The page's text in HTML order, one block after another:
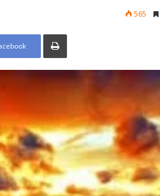
565
Print